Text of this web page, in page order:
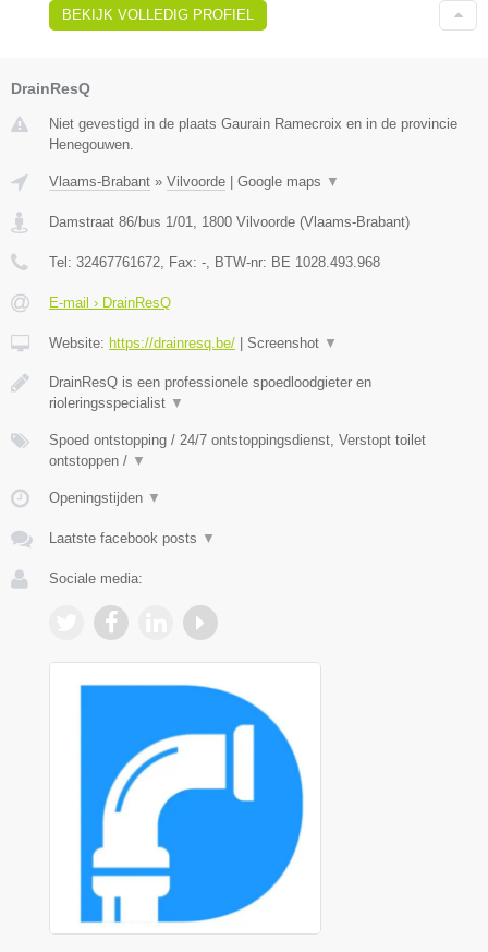
BEKIJK VOLLEDIG PROFIEL
DrainResQ
Niet gevestigd in de plaats Gaurain Ramecroix en in de provincie
Henegouwen.
Vlaams-Brabant » Vilvoorde | Google maps ▼
Damstraat 86/bus 1/01 1800 Vilvoorde (Vlaams-Brabant)
Tel: 32467761672 , Fax: - , BTW-nr: BE 1028.493.968
E-mail › DrainResQ
Website: https://drainresq.be/ | Screenshot ▼
DrainResQ is een professionele spoedloodgieter en
rioleringsspecialist ▼
Spoed ontstopping / 24/7 ontstoppingsdienst, Verstopt toilet
ontstoppen / ▼
Openingstijden ▼
Laatste facebook posts ▼
Sociale media: